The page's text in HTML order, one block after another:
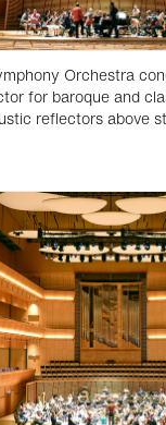
Orchestra
for baroque and
reflectors above